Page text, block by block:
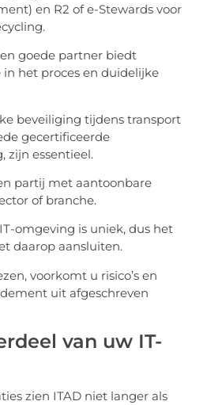
en R2 of e-Stewards voor
goede partner biedt
het proces en duidelijke
beveiliging tijdens transport
gecertificeerde
zijn essentieel.
partij met aantoonbare
of branche.
omgeving is uniek, dus het
daarop aansluiten.
voorkomt u risico’s en
uit afgeschreven
van uw IT-
zien ITAD niet langer als